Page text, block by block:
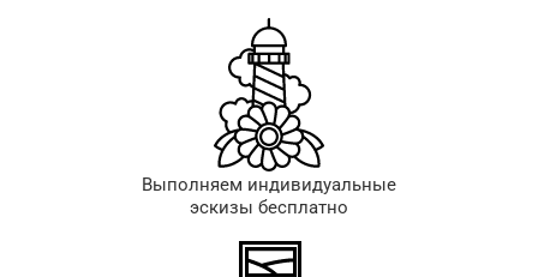
Выполняем индивидуальные
эскизы бесплатно